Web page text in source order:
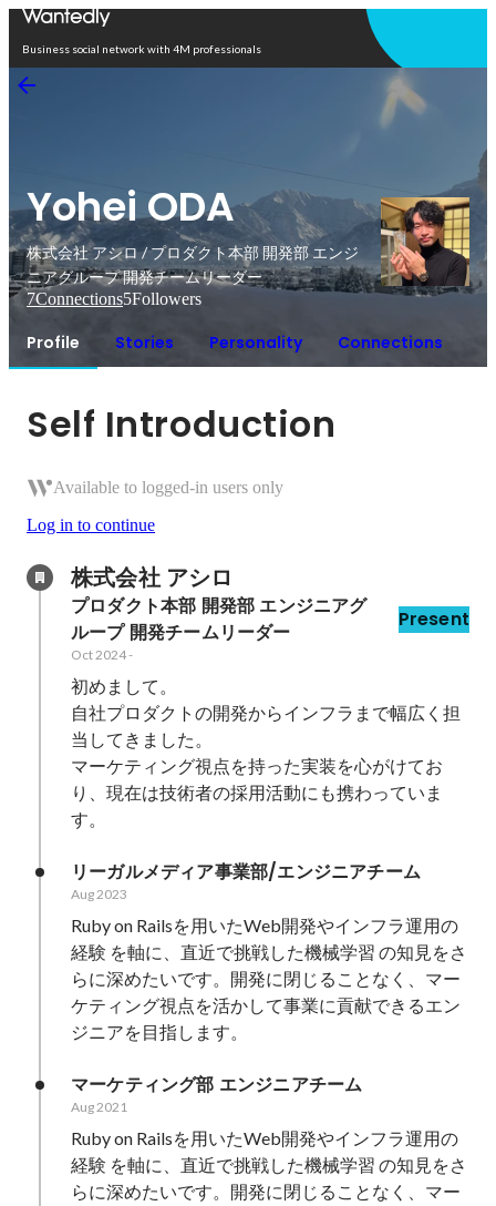
Business social network with 4M professionals
Yohei ODA
株式会社 アシロ / プロダクト本部 開発部 エンジ
ニアグループ 開発チームリーダー
7Connections5Followers
Profile Stories Personality Connections
Self Introduction
Available to logged-in users only
Log in to continue
株式会社 アシロ
プロダクト本部 開発部 エンジニアグ
ループ 開発チームリーダー
Present
Oct 2024-
初めまして。
自社プロダクトの開発からインフラまで幅広く担
当してきました。
マーケティング視点を持った実装を心がけてお
り、現在は技術者の採用活動にも携わっていま
す。
リーガルメディア事業部/エンジニアチーム
Aug 2023
Ruby on Railsを用いたWeb開発やインフラ運用の
経験 を軸に、直近で挑戦した機械学習 の知見をさ
らに深めたいです。開発に閉じることなく、マー
ケティング視点を活かして事業に貢献できるエン
ジニアを目指します。
マーケティング部 エンジニアチーム
Aug 2021
Ruby on Railsを用いたWeb開発やインフラ運用の
経験 を軸に、直近で挑戦した機械学習 の知見をさ
らに深めたいです。開発に閉じることなく、マー